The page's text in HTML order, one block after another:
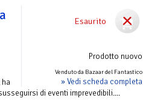
Esaurito
Prodotto nuovo
Venduto da Bazaar del Fantastico
» Vedi scheda completa
di eventi imprevedibili....